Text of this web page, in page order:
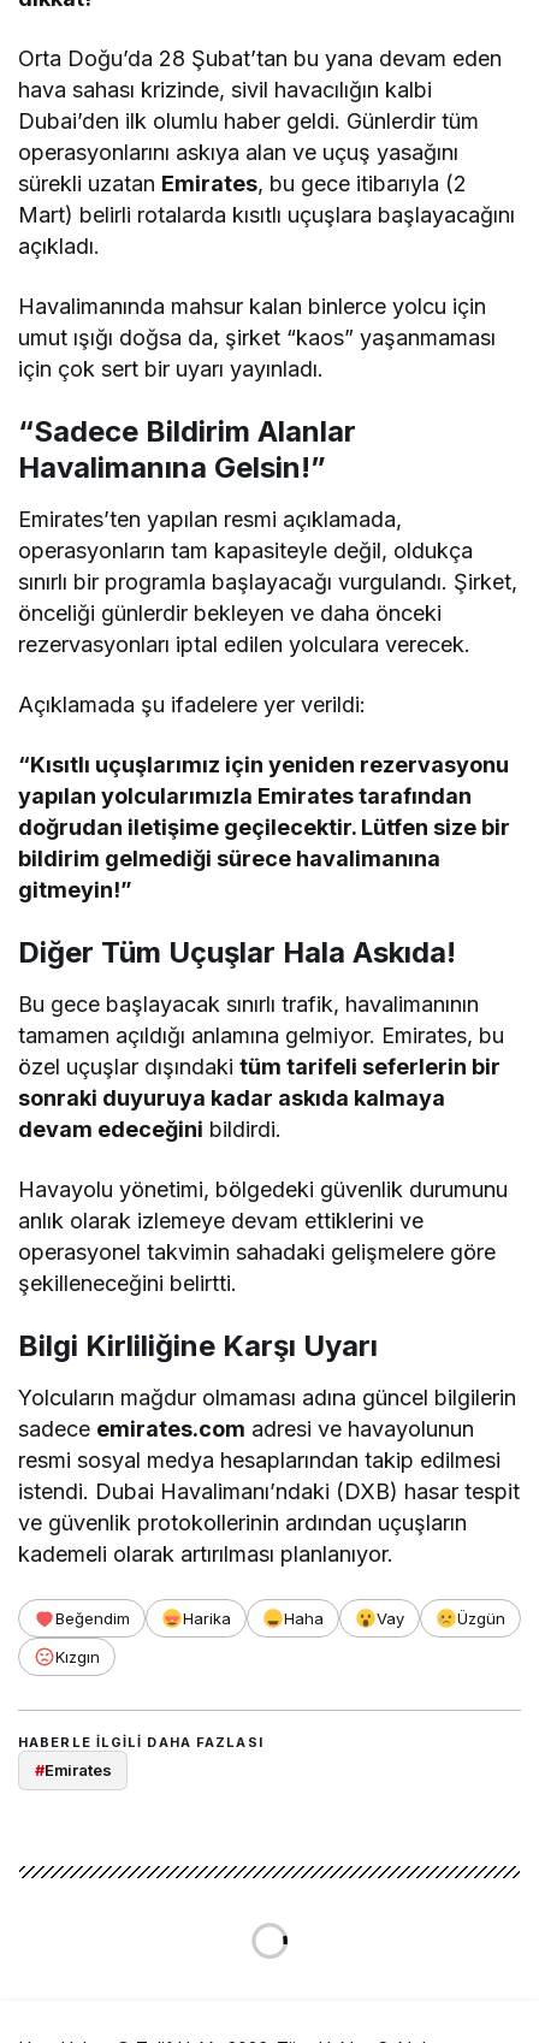
Orta Doğu’da 28 Şubat’tan bu yana devam eden
hava sahası krizinde, sivil havacılığın kalbi
Dubai’den ilk olumlu haber geldi. Günlerdir tüm
operasyonlarını askıya alan ve uçuş yasağını
sürekli uzatan Emirates, bu gece itibarıyla (2
Mart) belirli rotalarda kısıtlı uçuşlara başlayacağını
açıkladı.
Havalimanında mahsur kalan binlerce yolcu için
umut ışığı doğsa da, şirket “kaos” yaşanmaması
için çok sert bir uyarı yayınladı.
“Sadece Bildirim Alanlar
Havalimanına Gelsin!”
Emirates’ten yapılan resmi açıklamada,
operasyonların tam kapasiteyle değil, oldukça
sınırlı bir programla başlayacağı vurgulandı. Şirket,
önceliği günlerdir bekleyen ve daha önceki
rezervasyonları iptal edilen yolculara verecek.
Açıklamada şu ifadelere yer verildi:
“Kısıtlı uçuşlarımız için yeniden rezervasyonu
yapılan yolcularımızla Emirates tarafından
doğrudan iletişime geçilecektir. Lütfen size bir
bildirim gelmediği sürece havalimanına
gitmeyin!”
Diğer Tüm Uçuşlar Hala Askıda!
Bu gece başlayacak sınırlı trafik, havalimanının
tamamen açıldığı anlamına gelmiyor. Emirates, bu
özel uçuşlar dışındakitüm tarifeli seferlerin bir
sonraki duyuruya kadar askıda kalmaya
devam edeceğini bildirdi.
Havayolu yönetimi, bölgedeki güvenlik durumunu
anlık olarak izlemeye devam ettiklerini ve
operasyonel takvimin sahadaki gelişmelere göre
şekilleneceğini belirtti.
Bilgi Kirliliğine Karşı Uyarı
Yolcuların mağdur olmaması adına güncel bilgilerin
sadece emirates.com adresi ve havayolunun
resmi sosyal medya hesaplarından takip edilmesi
istendi. Dubai Havalimanı’ndaki (DXB) hasar tespit
ve güvenlik protokollerinin ardından uçuşların
kademeli olarak artırılması planlanıyor.
Beğendim Harika Haha Vay
Üzgün
Kızgın
HABERLE ILGILI DAHA FAZLASI
#Emirates